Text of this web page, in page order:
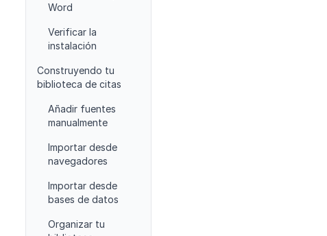
Word
Verificar la
instalación
Construyendo tu
biblioteca de citas
Añadir fuentes
manualmente
Importar desde
navegadores
Importar desde
bases de datos
Organizar tu